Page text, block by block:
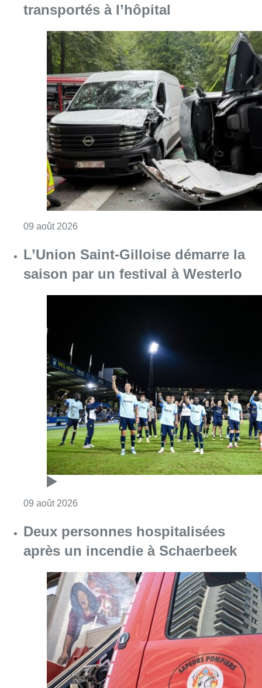
09 août 2026Consulter l'article "Collision entre trois
L’Union Saint-Gilloise démarre la
saison par un festival à Westerlo
09 août 2026 Consulter l'article "L’Union Saint-Gilloise
Deux personnes hospitalisées
après un incendie à Schaerbeek
09 août 2026Consulter l'article "Deux personnes
Partager l'article
FacebookTwitterWhatsApp
Share
31 août 2022- 18h25